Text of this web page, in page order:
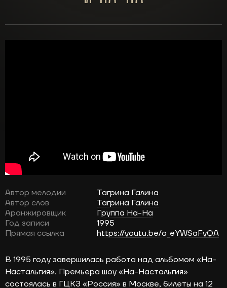
В 1995 году завершилась работа над альбомом «На-
Настальгия». Премьера шоу «На-Настальгия»
состоялась в ГЦКЗ «Россия» в Москве, билеты на 12
Автор мелодии
Тагрина Галина
Автор слов
Тагрина Галина
Аранжировщик
Группа На-На
Год записи
1995
Прямая ссылка
https://youtu.be/a_eYWSaFyQA